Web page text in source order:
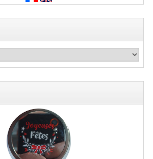
Samplers, Échantillonneurs
Et Contrôleurs & Consoles
Tables De Mixage DJ
Controleurs DJ USB / MP3
Consoles Sono Et Studio